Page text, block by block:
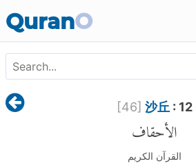
QuranO
[46] 沙丘: 12
الأحقاف
القرآن الكريم